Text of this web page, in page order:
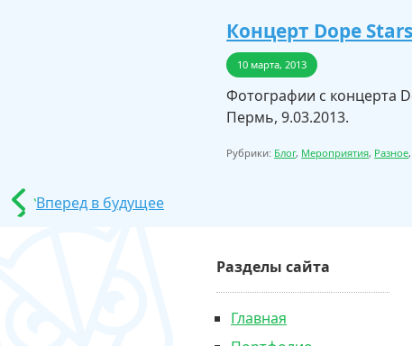
Концерт Dope
10 марта, 2013
Фотографии с концерта
Пермь, 9.03.2013.
Рубрики: Блог, Мероприятия, Разное,
Вперед в будущее
Разделы сайта
Главная